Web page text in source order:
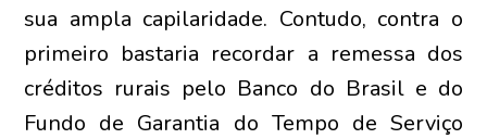
sua ampla capilaridade. Contudo, contra o
primeiro bastaria recordar a remessa dos
créditos rurais pelo Banco do Brasil e do
Fundo de Garantia do Tempo de Serviço